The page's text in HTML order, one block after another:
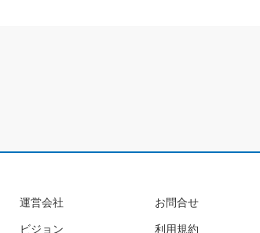
運営会社
ビジョン
お問合せ
利用規約